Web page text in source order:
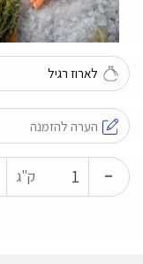
-
כמות
של
ק"ג